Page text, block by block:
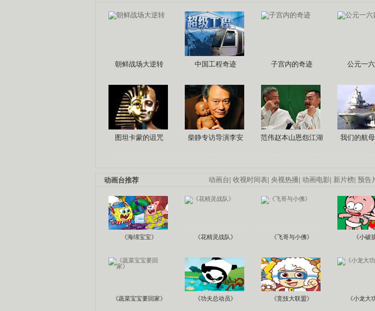
朝鲜战场大逆转 中国工程奇迹 子宫内的奇迹 公元一
图坦卡蒙的诅咒 柴静专访导演李安 范伟赵本山恩怨江湖 我们的航
动画台 收视时间表 央视热播 动画电影 新片榜 预告
动画台推荐
《海绵宝宝》 《花精灵战队》 《飞哥与小佛》 《小破
《蔬菜宝宝要回家》 《功夫总动员》 《竞技大联盟》 《小龙大